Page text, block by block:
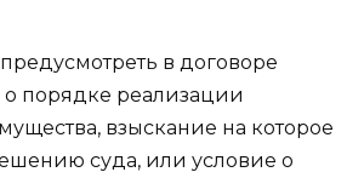
в договоре
о порядке реализации
взыскание на которое
суда, или условие о